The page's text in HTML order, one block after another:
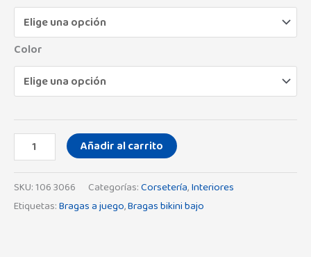
Color
Añadir al carrito
SKU:106 3066 Categorías:Corsetería,Interiores
Etiquetas:Bragas a juego,Bragas bikini bajo